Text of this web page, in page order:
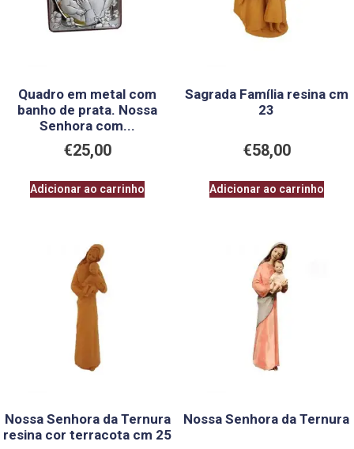
Quadro em metal com
banho de prata. Nossa
Senhora com...
€25,00
Adicionar ao carrinho
Sagrada Família resina cm
23
€58,00
Adicionar ao carrinho
Nossa Senhora da Ternura
resina cor terracota cm 25
Nossa Senhora da Ternura